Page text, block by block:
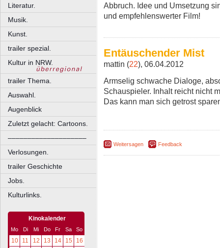
Literatur.
Musik.
Kunst.
trailer spezial.
Kultur in NRW.
trailer Thema.
Auswahl.
Augenblick
Zuletzt gelacht: Cartoons.
––––––––––––––––––––
Verlosungen.
trailer Geschichte
Jobs.
Kulturlinks.
Kinokalender
Mo Di Mi Do Fr Sa So
10 11 12 13 14 15
16
Abbruch. Idee und Umsetzung
und empfehlenswerter Film!
Entäuschender Mist
mattin (22), 06.04.2012
Armselig schwache Dialoge,
Schauspieler. Inhalt reicht nicht
Das kann man sich getrost
Weitersagen Feedback